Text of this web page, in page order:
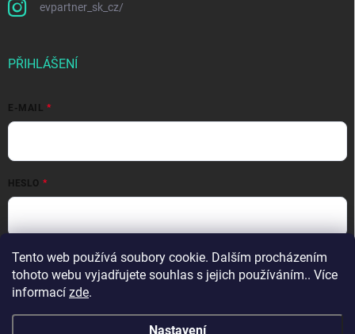
Tento web používá soubory cookie. Dalším procházením
tohoto webu vyjadřujete souhlas s jejich používáním.. Více
informací zde.
Nastavení
evpartner_sk_cz/
PŘIHLÁŠENÍ
E-MAIL
HESLO
Přihlásit se
Nová registraceZapomenuté heslo